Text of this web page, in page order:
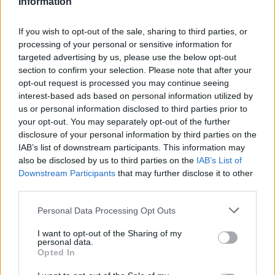
If you wish to opt-out of the sale, sharing to third parties, or
processing of your personal or sensitive information for
targeted advertising by us, please use the below opt-out
section to confirm your selection. Please note that after your
opt-out request is processed you may continue seeing
interest-based ads based on personal information utilized by
us or personal information disclosed to third parties prior to
your opt-out. You may separately opt-out of the further
disclosure of your personal information by third parties on the
IAB’s list of downstream participants. This information may
also be disclosed by us to third parties on the IAB’s List of
Downstream Participants that may further disclose it to other
Personal Data Processing Opt Outs
I want to opt-out of the Sharing of my
personal data.
Opted In
enfants ou aux personnes souffrant de certaines
pathologies. En cas de doute, consulter un
professionnel de santé ou un aromathérapeute.
Intégrer les huiles essentielles dans
une routine de sommeil
Pour profiter pleinement des bienfaits des huiles
essentielles, il est conseillé d’établir une routine
régulière. Voici quelques astuces :
Créer une ambiance calme dans la chambre en
diffusant une huile essentielle relaxante chaque
Prendre un bain chaud avec quelques gouttes
d’huile essentielle de lavande ou de marjolaine